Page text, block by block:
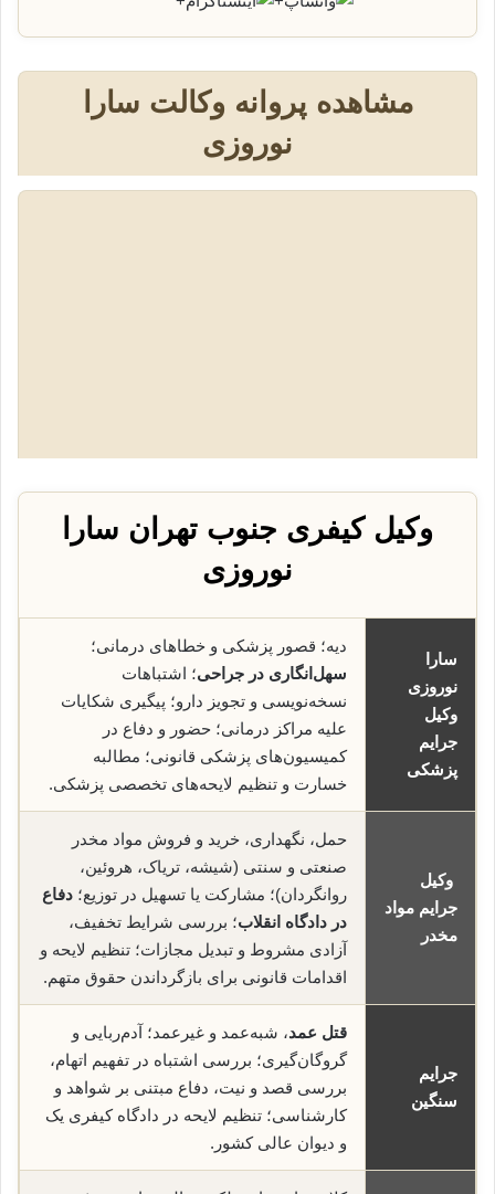
مشاهده پروانه وکالت سارا
نوروزی
وکیل کیفری جنوب تهران سارا
نوروزی
سارا
نوروزی
وکیل
جرایم
پزشکی
دیه؛ قصور پزشکی و خطاهای درمانی؛
سهل‌انگاری در جراحی؛ اشتباهات
نسخه‌نویسی و تجویز دارو؛ پیگیری شکایات
علیه مراکز درمانی؛ حضور و دفاع در
کمیسیون‌های پزشکی قانونی؛ مطالبه
خسارت و تنظیم لایحه‌های تخصصی پزشکی.
وکیل
جرایم مواد
مخدر
حمل، نگهداری، خرید و فروش مواد مخدر
صنعتی و سنتی (شیشه، تریاک، هروئین،
روانگردان)؛ مشارکت یا تسهیل در توزیع؛ دفاع
در دادگاه انقلاب؛ بررسی شرایط تخفیف،
آزادی مشروط و تبدیل مجازات؛ تنظیم لایحه و
اقدامات قانونی برای بازگرداندن حقوق متهم.
جرایم
سنگین
قتل عمد، شبه‌عمد و غیرعمد؛ آدم‌ربایی و
گروگان‌گیری؛ بررسی اشتباه در تفهیم اتهام،
بررسی قصد و نیت، دفاع مبتنی بر شواهد و
کارشناسی؛ تنظیم لایحه در دادگاه کیفری یک
و دیوان عالی کشور.